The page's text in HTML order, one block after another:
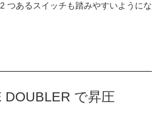
つあるスイッチも踏みやすいようにな
DOUBLER で昇圧